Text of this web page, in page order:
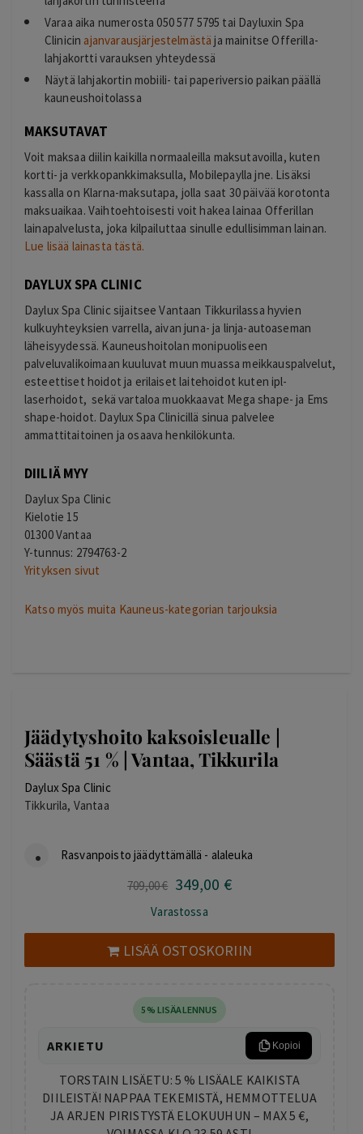
Varaa aika numerosta 050 577 5795 tai Dayluxin Spa
Clinicin ajanvarausjärjestelmästä ja mainitse Offerilla-
lahjakortti varauksen yhteydessä
Näytä lahjakortin mobiili- tai paperiversio paikan päällä
kauneushoitolassa
MAKSUTAVAT
Voit maksaa diilin kaikilla normaaleilla maksutavoilla, kuten
kortti- ja verkkopankkimaksulla, Mobilepaylla jne. Lisäksi
kassalla on Klarna-maksutapa, jolla saat 30 päivää korotonta
maksuaikaa. Vaihtoehtoisesti voit hakea lainaa Offerillan
lainapalvelusta, joka kilpailuttaa sinulle edullisimman lainan.
Lue lisää lainasta tästä.
DAYLUX SPA CLINIC
Daylux Spa Clinic sijaitsee Vantaan Tikkurilassa hyvien
kulkuyhteyksien varrella, aivan juna- ja linja-autoaseman
läheisyydessä. Kauneushoitolan monipuoliseen
palveluvalikoimaan kuuluvat muun muassa meikkauspalvelut,
esteettiset hoidot ja erilaiset laitehoidot kuten ipl-
laserhoidot, sekä vartaloa muokkaavat Mega shape- ja Ems
shape-hoidot. Daylux Spa Clinicillä sinua palvelee
ammattitaitoinen ja osaava henkilökunta.
DIILIÄ MYY
Daylux Spa Clinic
Kielotie 15
01300 Vantaa
Y-tunnus: 2794763-2
Yrityksen sivut
Katso myös muita Kauneus-kategorian tarjouksia
Jäädytyshoito kaksoisleualle |
Säästä 51 % | Vantaa, Tikkurila
Daylux Spa Clinic
Tikkurila, Vantaa
Rasvanpoisto jäädyttämällä - alaleuka
709,00€ Alkuperäinen
oli:
709,00 €.
349,00 €Nykyinen
349,00 €.
Varastossa
LISÄÄ OSTOSKORIIN
5% LISÄALENNUS
ARKIETU Kopioi
TORSTAIN LISÄETU: 5 % LISÄALE KAIKISTA
DIILEISTÄ! NAPPAA TEKEMISTÄ, HEMMOTTELUA
JA ARJEN PIRISTYSTÄ ELOKUUHUN – MAX 5 €,